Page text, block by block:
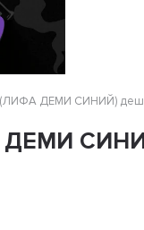
(ЛИФА ДЕМИ СИНИЙ)
ДЕМИ